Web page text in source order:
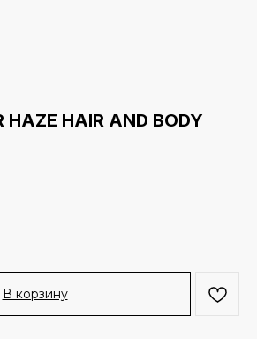
HAZE HAIR AND BODY
В корзину